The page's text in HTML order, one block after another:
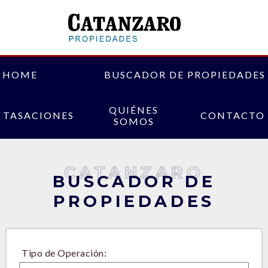
HOME BUSCADOR DE PROPIEDADES
TASACIONES
QUIÉNES
SOMOS
CONTACTO
CATANZARO
BUSCADOR DE
PROPIEDADES
Tipo de Operación: